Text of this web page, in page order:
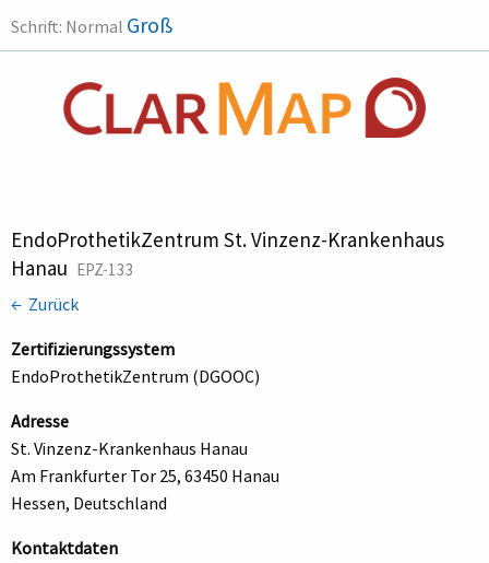
Schrift: Normal Groß
EndoProthetikZentrum St. Vinzenz-Krankenhaus
Hanau EPZ-133
← Zurück
Zertifizierungssystem
EndoProthetikZentrum (DGOOC)
Adresse
St. Vinzenz-Krankenhaus Hanau
Am Frankfurter Tor 25, 63450 Hanau
Hessen, Deutschland
Kontaktdaten